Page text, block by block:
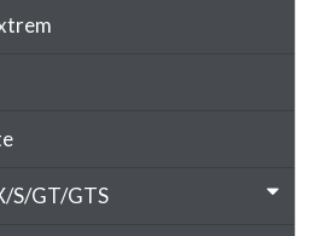
S/GT/GTS